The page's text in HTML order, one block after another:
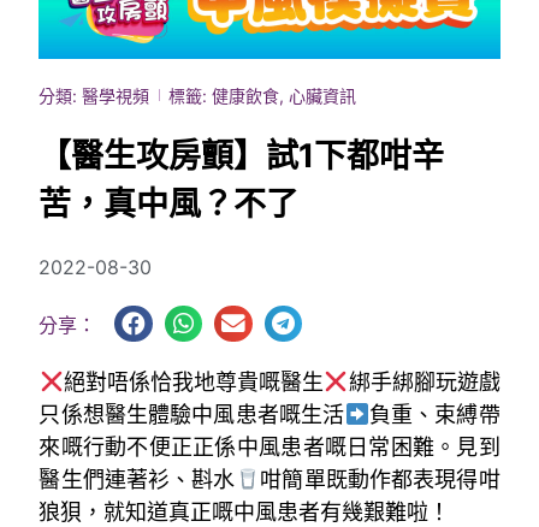
分類: 醫學視頻 標籤: 健康飲食,心臟資訊
【醫生攻房顫】試1下都咁辛
苦，真中風？不了
2022-08-30
分享：
絕對唔係恰我地尊貴嘅醫生
綁手綁腳玩遊戲
只係想醫生體驗中風患者嘅生活
負重、束縛帶
來嘅行動不便正正係中風患者嘅日常困難。見到
醫生們連著衫、斟水
咁簡單既動作都表現得咁
狼狽，就知道真正嘅中風患者有幾艱難啦！